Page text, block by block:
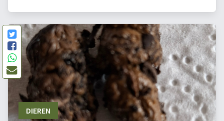
DIEREN